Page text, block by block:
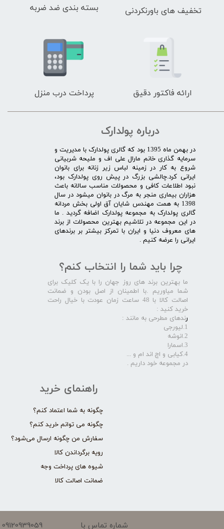
تخفیف های باورنکردنی بسته بندی ضد ضربه
ارائه فاکتور دقیق پرداخت درب منزل
درباره پولدارک
در بهمن ماه 1395 بود که گالری پولدارک با مدیریت و
سرمایه گذاری خانم مارال علی اف و ملیحه شربیانی
شروع به کار در زمینه لباس زیر زنانه برای بانوان
ایرانی کرد.چالشی بزرگ در پیش روی پولدارک بود،
نبود اطلاعات کافی و محصولات مناسب سالانه باعث
هزاران بیماری منجر به مرگ در بانوان میشود در سال
1398 به همت مهندس شایان آق اولی بخش مردانه
گالری پولدارک به مجموعه پولدارک اضافه گردید . ما
در این مجموعه در تلاشیم بهترین محصولات از برند
های معروف دنیا و ایران با تمرکز بیشتر بر برندهای
ایرانی را عرضه کنیم .​​​​​​​
راهنمای خرید
چگونه به شما اعتماد کنم؟
چگونه می توانم خرید کنم؟
سفارش من چگونه ارسال می‌شود؟
رویه برگرداندن کالا
شیوه های پرداخت وجه
ضمانت اصالت کالا
چرا باید شما را انتخاب کنم؟
ما بهترین برند های روز جهان را با یک کلیک برای
شما میاوریم .با اطمینان از اصل بودن و ضمانت
اصالت کالا با 48 ساعت زمان عودت با خیال راحت
خرید کنید :
رندهای مطرحی به مانند :
1.لیورجی
2.انوشه
3.اسمارا
4.کیابی و اچ اند ام و ...
در مجموعه خود داریم .​​​​​​​
شماره تماس با 09120939059